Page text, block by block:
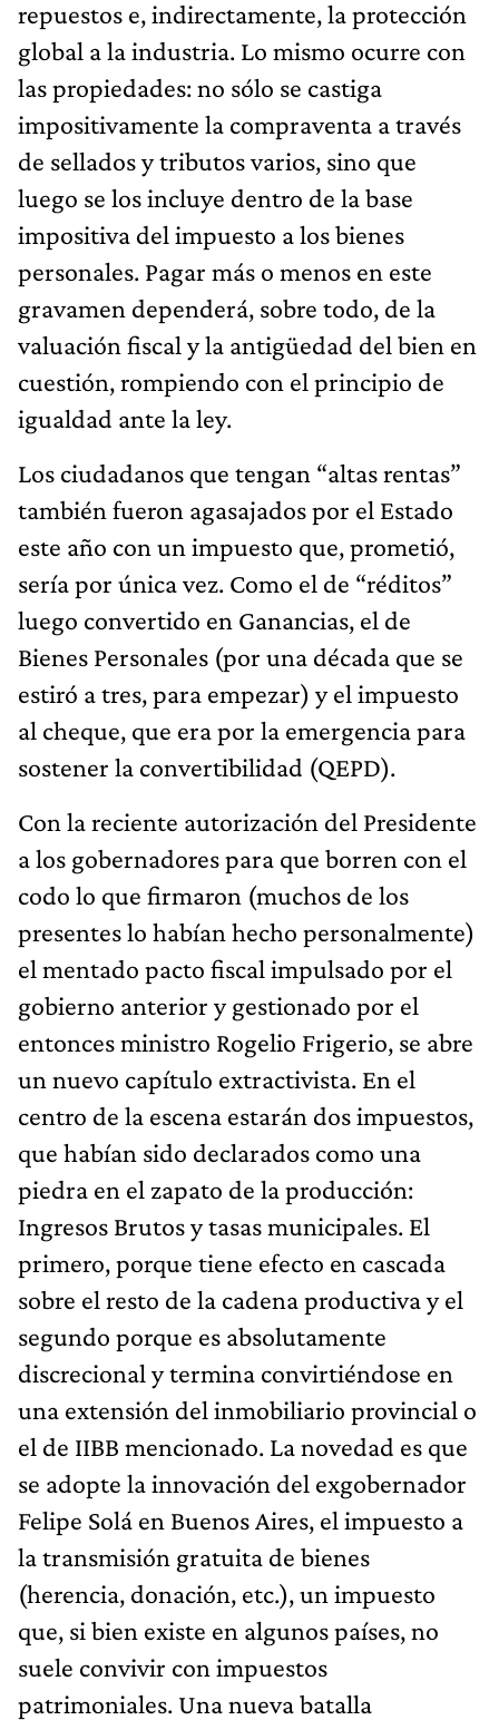
repuestos e, indirectamente, la protección
global a la industria. Lo mismo ocurre con
las propiedades: no sólo se castiga
impositivamente la compraventa a través
de sellados y tributos varios, sino que
luego se los incluye dentro de la base
impositiva del impuesto a los bienes
personales. Pagar más o menos en este
gravamen dependerá, sobre todo, de la
valuación fiscal y la antigüedad del bien en
cuestión, rompiendo con el principio de
igualdad ante la ley.
Los ciudadanos que tengan “altas rentas”
también fueron agasajados por el Estado
este año con un impuesto que, prometió,
sería por única vez. Como el de “réditos”
luego convertido en Ganancias, el de
Bienes Personales (por una década que se
estiró a tres, para empezar) y el impuesto
al cheque, que era por la emergencia para
sostener la convertibilidad (QEPD).
Con la reciente autorización del Presidente
a los gobernadores para que borren con el
codo lo que firmaron (muchos de los
presentes lo habían hecho personalmente)
el mentado pacto fiscal impulsado por el
gobierno anterior y gestionado por el
entonces ministro Rogelio Frigerio, se abre
un nuevo capítulo extractivista. En el
centro de la escena estarán dos impuestos,
que habían sido declarados como una
piedra en el zapato de la producción:
Ingresos Brutos y tasas municipales. El
primero, porque tiene efecto en cascada
sobre el resto de la cadena productiva y el
segundo porque es absolutamente
discrecional y termina convirtiéndose en
una extensión del inmobiliario provincial o
el de IIBB mencionado. La novedad es que
se adopte la innovación del exgobernador
Felipe Solá en Buenos Aires, el impuesto a
la transmisión gratuita de bienes
(herencia, donación, etc.), un impuesto
que, si bien existe en algunos países, no
suele convivir con impuestos
patrimoniales. Una nueva batalla